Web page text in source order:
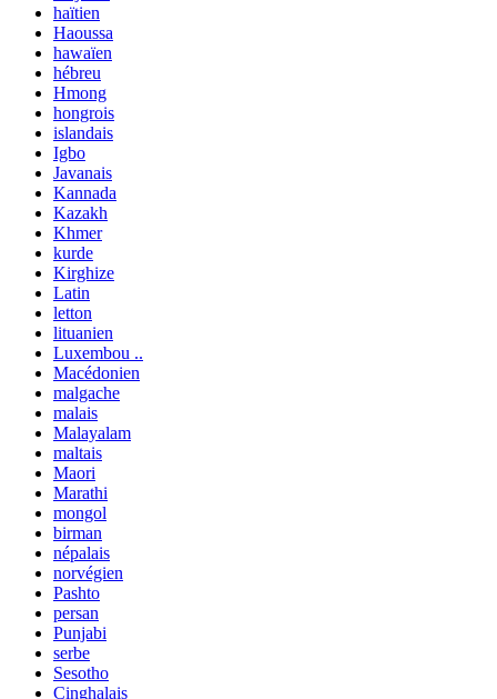
haïtien
Haoussa
hawaïen
hébreu
Hmong
hongrois
islandais
Igbo
Javanais
Kannada
Kazakh
Khmer
kurde
Kirghize
Latin
letton
lituanien
Luxembou ..
Macédonien
malgache
malais
Malayalam
maltais
Maori
Marathi
mongol
birman
népalais
norvégien
Pashto
persan
Punjabi
serbe
Sesotho
Cinghalais